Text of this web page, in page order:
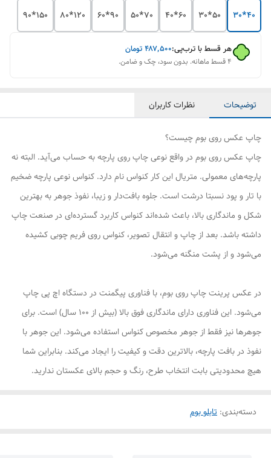
40*30
50*30
60*40
70*50
90*60
120*80
150*90
هر قسط با ترب‌پی:۴۸۷٬۵۰۰تومان
۴ قسط ماهانه. بدون سود، چک و ضامن.
توضیحات نظرات کاربران
چاپ عکس روی بوم چیست؟
چاپ عکس روی بوم در واقع نوعی چاپ روی پارچه به حساب می‌آید. البته نه
پارچه‌های معمولی. متریال این کار کنواس نام دارد. کنواس نوعی پارچه ضخیم
با تار و پود نسبتا درشت است. جلوه بافت‌دار و زیبا، نفوذ جوهر به بهترین
شکل و ماندگاری بالا، باعث شده‌اند کنواس کاربرد گسترده‌ای در صنعت چاپ
داشته باشد. بعد از چاپ و انتقال تصویر، کنواس روی فریم چوبی کشیده
می‌شود و از پشت منگنه می‌شود.
در عکس پرینت چاپ روی بوم، با فناوری پیگمنت در دستگاه اچ پی چاپ
می‌شود. این فناوری دارای ماندگاری فوق بالا (بیش از ۱۰۰ سال) است. برای
جوهرها نیز فقط از جوهر مخصوص کنواس استفاده می‌شود. این جوهر با
نفوذ در بافت پارچه، بالاترین دقت و کیفیت را ایجاد می‌کند. بنابراین شما
هیچ محدودیتی بابت انتخاب طرح، رنگ و حجم بالای عکستان ندارید.
دسته‌بندی: تابلو بوم